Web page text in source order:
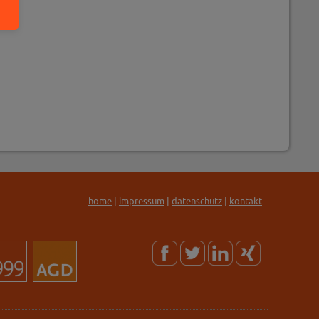
home | impressum | datenschutz | kontakt